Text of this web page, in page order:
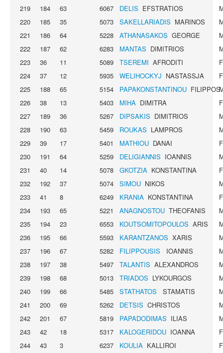
219
184 63 6067 DELIS EFSTRATIOS
220
185 35 5073 SAKELLARIADIS MARINOS
221
186 64 5228 ATHANASAKOS GEORGE
222
187 62 6283 MANTAS DIMITRIOS
223
36 11 5089 TSEREMI AFRODITI
224
37 12 5935 WELIHOCKYJ NASTASSJA
225
188 65 5154 PAPAKONSTANTINOU FILIPPOS
226
38 13 5403 MIHA DIMITRA
227
189 36 5267 DIPSAKIS DIMITRIOS
228
190 63 5459 ROUKAS LAMPROS
229
39 17 5401 MATHIOU DANAI
230
191 64 5259 DELIGIANNIS IOANNIS
231
40 14 5078 GKOTZIA KONSTANTINA
232
192 37 5074 SIMOU NIKOS
233
41 8 6249 KRANIA KONSTANTINA
234
193 65 5221 ANAGNOSTOU THEOFANIS
235
194 23 6553 KOUTSOMITOPOULOS ARIS
236
195 66 5593 KARANTZANOS XARIS
237
196 67 5282 FILIPPOUSIS IOANNIS
238
197 38 5497 TALANTIS ALEXANDROS
239
198 68 5013 TRIADOS LYKOURGOS
240
199 66 5485 STATHATOS STAMATIS
241
200 69 5262 DETSIS CHRISTOS
242
201 67 5819 PAPADODIMAS ILIAS
243
42 18 5317 KALOGERIDOU IOANNA
244
43 3 6237 KOULIA KALLIROI